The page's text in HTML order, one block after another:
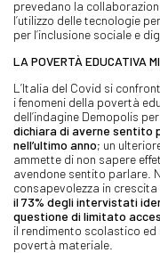
prevedano la
l’utilizzo delle tecnologie
per l’inclusione sociale e
LA POVERTÀ EDUCATIVA
L’Italia del Covid si
i fenomeni della povertà
dell’indagine Demopolis
dichiara di averne sentito
nell’ultimo anno; un
ammette di non sapere
avendone sentito parlare.
consapevolezza in
il 73% degli intervistati
questione di limitato
il rendimento scolastico ed
povertà materiale.